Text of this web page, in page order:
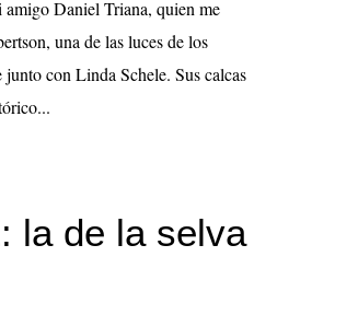
Daniel Triana, quien me
una de las luces de los
con Linda Schele. Sus calcas
la de la selva